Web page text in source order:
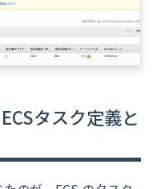
タスク定義と